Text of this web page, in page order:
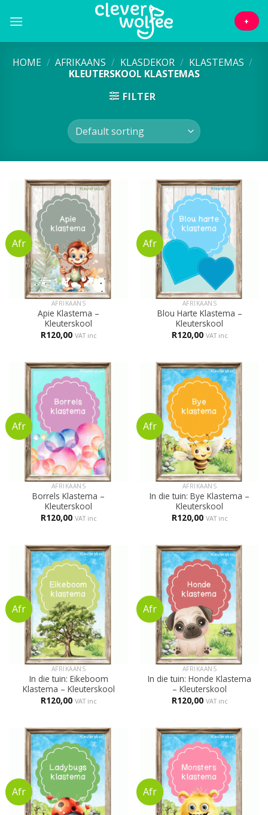
+
HOME / AFRIKAANS / KLASDEKOR / KLASTEMAS /
KLEUTERSKOOL KLASTEMAS
FILTER
AFRIKAANS
Apie Klastema –
Kleuterskool
R120,00 VAT inc
AFRIKAANS
Blou Harte Klastema –
Kleuterskool
R120,00 VAT inc
AFRIKAANS
Borrels Klastema –
Kleuterskool
R120,00 VAT inc
AFRIKAANS
In die tuin: Bye Klastema –
Kleuterskool
R120,00 VAT inc
AFRIKAANS
In die tuin: Eikeboom
Klastema – Kleuterskool
R120,00 VAT inc
AFRIKAANS
In die tuin: Honde Klastema
– Kleuterskool
R120,00 VAT inc